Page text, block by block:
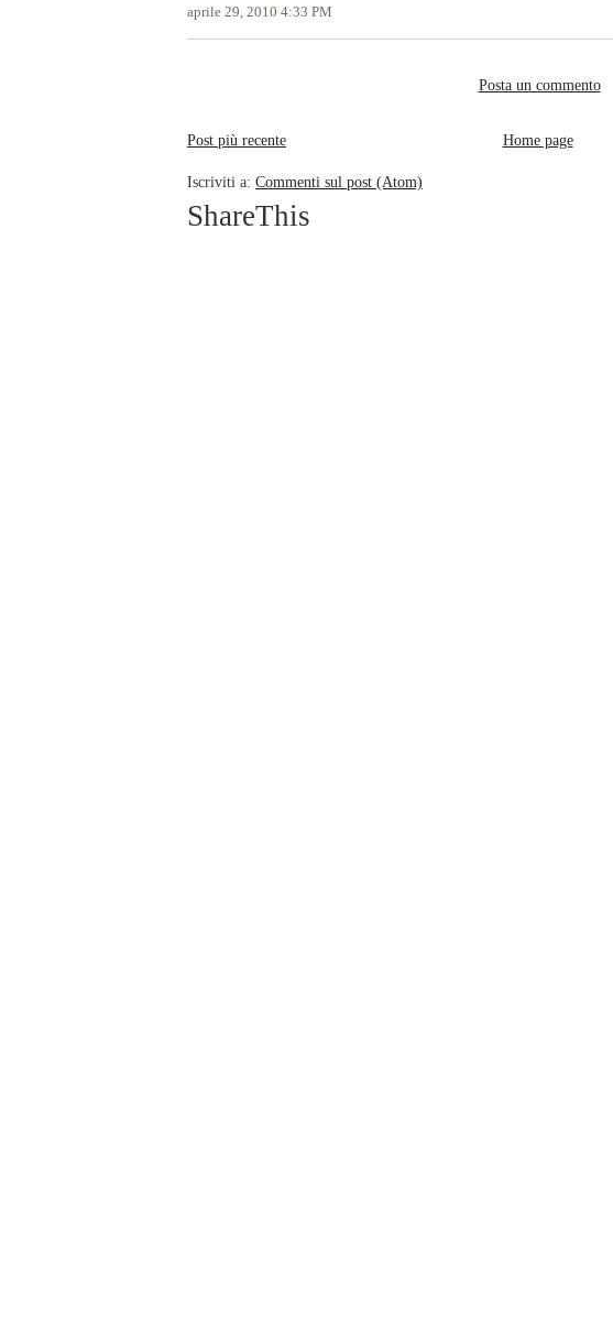
aprile 29, 2010 4:33 PM
Posta un commento
Post più recente Home page
Iscriviti a: Commenti sul post (Atom)
ShareThis